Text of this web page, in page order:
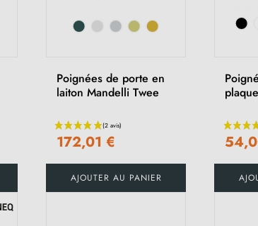
Poignées de porte en
laiton Mandelli Twee
172,01 €
AJOUTER AU PANIER